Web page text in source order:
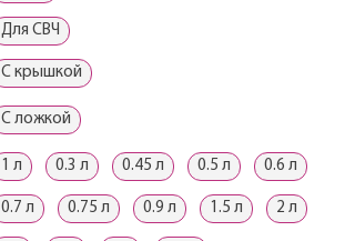
Для СВЧ
С крышкой
С ложкой
1 л 0.3 л 0.45 л 0.5 л 0.6 л
0.7 л 0.75 л 0.9 л 1.5 л 2 л